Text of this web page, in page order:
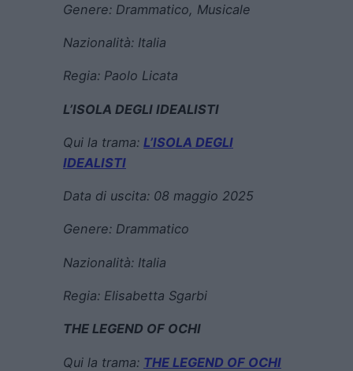
Genere: Drammatico, Musicale
Nazionalità: Italia
Regia: Paolo Licata
L’ISOLA DEGLI IDEALISTI
Qui la trama: L’ISOLA DEGLI
IDEALISTI
Data di uscita: 08 maggio 2025
Genere: Drammatico
Nazionalità: Italia
Regia: Elisabetta Sgarbi
THE LEGEND OF OCHI
Qui la trama: THE LEGEND OF OCHI